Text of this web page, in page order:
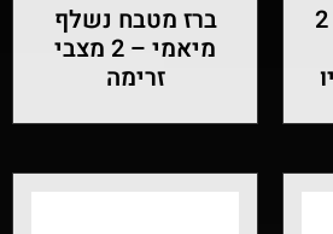
ברז מטבח נשלף 2
ברז מטבח נשלף
מיאמי – 2 מצבי
זרימה